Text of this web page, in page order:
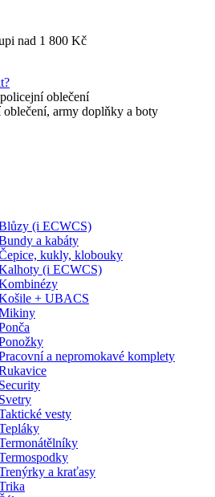
nad 1 800 Kč
oblečení
army doplňky a boty
(i ECWCS)
a kabáty
kukly, klobouky
(i ECWCS)
+ UBACS
a nepromokavé komplety
Security
Svetry
vesty
a kraťasy